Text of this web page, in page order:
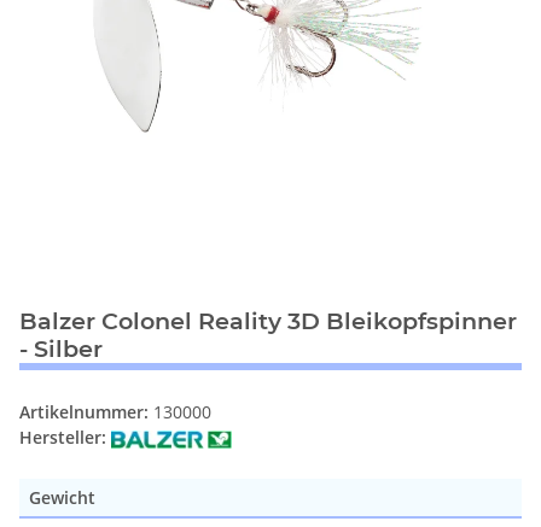
Balzer Colonel Reality 3D Bleikopfspinner
- Silber
Artikelnummer: 130000
Hersteller:
Gewicht